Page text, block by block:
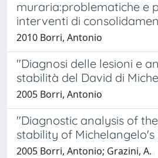
muraria:problematiche e
interventi di
2010 Borri, Antonio
"Diagnosi delle lesioni e
stabilità del David di
2005 Borri, Antonio
"Diagnostic analysis of
stability of Michelangelo's
2005 Borri, Antonio; Grazini, A.